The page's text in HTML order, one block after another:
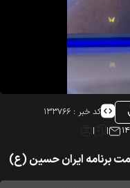
کد خبر : ۱۳۳۷۶۶
برنامه ایران حسین (ع)